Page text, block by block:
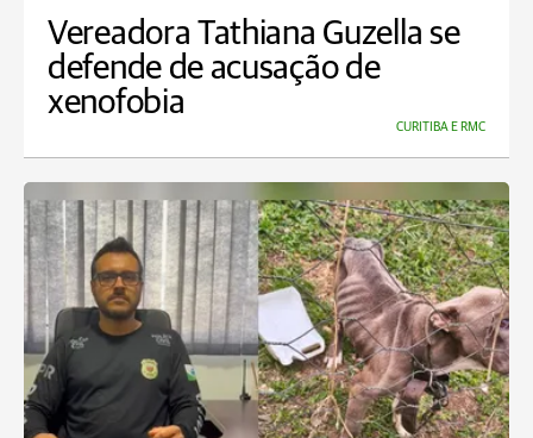
Vereadora Tathiana Guzella se
defende de acusação de
xenofobia
CURITIBA E RMC